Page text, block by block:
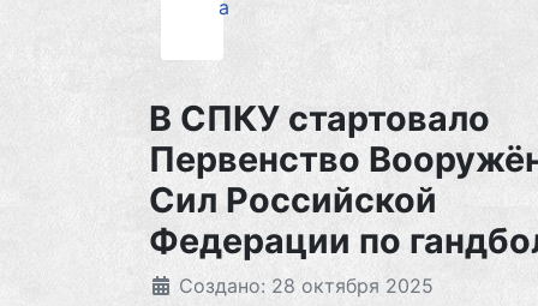
а
В СПКУ стартовало
Первенство
Сил Российской
Федерации по
Создано: 28 октября 2025